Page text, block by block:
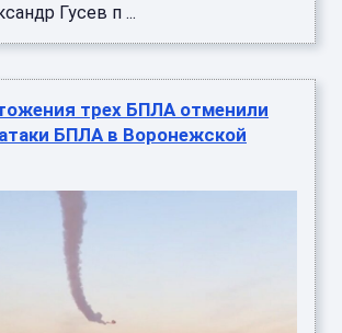
Гусев п ...
трех БПЛА отменили
БПЛА в Воронежской